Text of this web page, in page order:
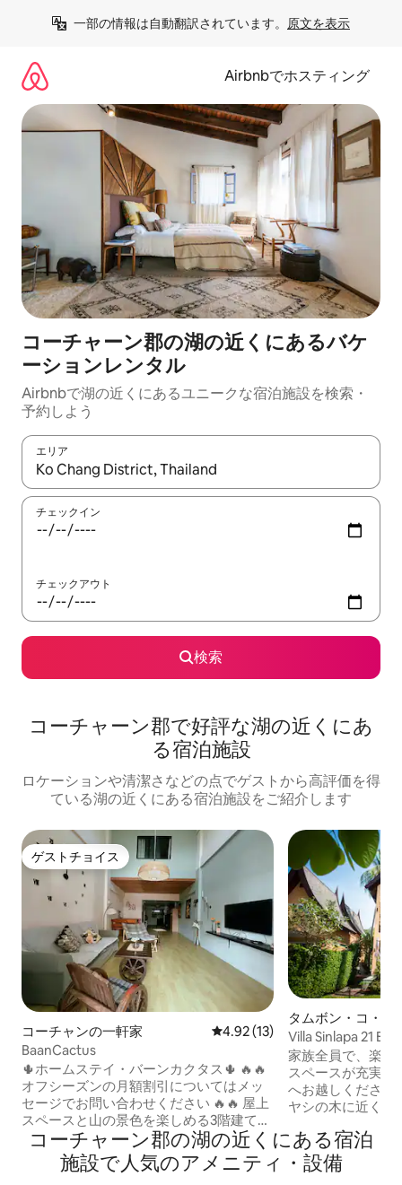
一部の情報は自動翻訳されています。 原文を表示
Airbnbでホスティング
コーチャーン郡の湖の近くにあるバケ
ーションレンタル
Airbnbで湖の近くにあるユニークな宿泊施設を検索・
予約しよう
エリア
検索結果が表示されたら、上下の矢印キーを使って移動するか
チェックイン
チェックアウト
検索
コーチャーン郡で好評な湖の近くにあ
る宿泊施設
ロケーションや清潔さなどの点でゲストから高評価を得
ている湖の近くにある宿泊施設をご紹介します
ゲストチョイス
ゲストチョイス
コーチャンの一軒家 レビュー13件、5つ星中4.92つ
4.92 (13)
BaanCactus
🌵ホームステイ・バーンカクタス🌵 🔥🔥
オフシーズンの月額割引についてはメッ
セージでお問い合わせください 🔥🔥 屋上
スペースと山の景色を楽しめる3階建ての
一軒家です。ベッドルームは2階と3階に
あります。リビングルームは1階にあり、
テレビ、キッチン、トイレがあります。2
タムボン・コ・チ
Villa Sinlapa 21 E -
家族全員で、楽し
スペースが充実し
へお越しください
ヤシの木に近く、
です。8つのベッ
トルの広くて快
を除く）清掃サ
コーチャーン郡の湖の近くにある宿泊
施設で人気のアメニティ・設備